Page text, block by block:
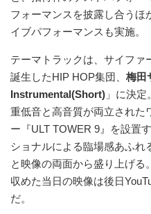
フォーマンスを披露し合うほ
イブパフォーマンスも実施。
テーマトラックは、サイファ
誕生したHIP HOP集団、 梅田
Instrumental(Short) 」に決
重低音と高音質が両立された
ー『ULT TOWER 9』を設置
ショナルによる臨場感あふれ
と映像の両面から盛り上げる
収めた当日の映像は後日
だ。